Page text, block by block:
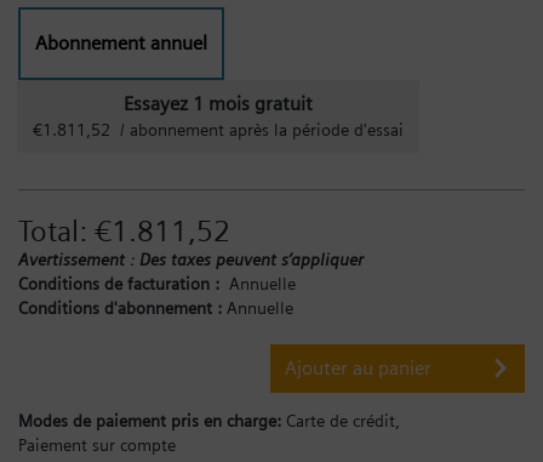
Abonnement annuel
Essayez 1 mois gratuit
€1.811,52 / abonnement après la période d'essai
Total: €1.811,52
Avertissement : Des taxes peuvent s’appliquer
Conditions de facturation : Annuelle
Conditions d'abonnement : Annuelle
Ajouter au panier
Modes de paiement pris en charge: Carte de crédit,
Paiement sur compte